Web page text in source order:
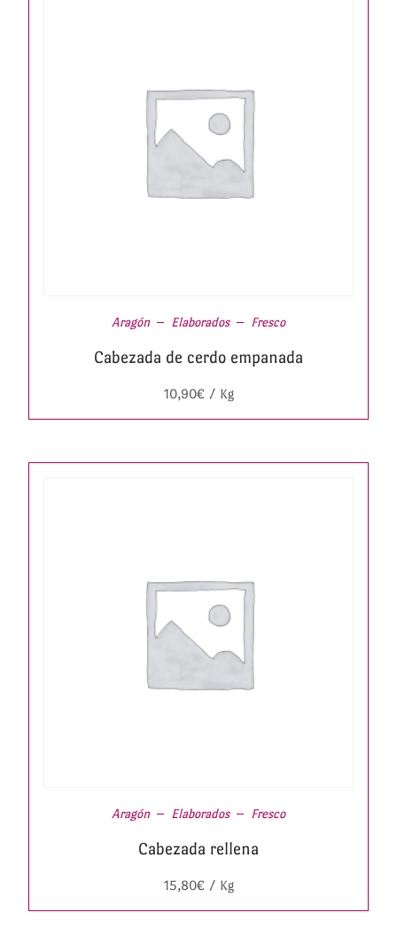
Aragón Elaborados Fresco
Cabezada de cerdo empanada
10,90€/ Kg
Aragón Elaborados Fresco
Cabezada rellena
15,80€/ Kg